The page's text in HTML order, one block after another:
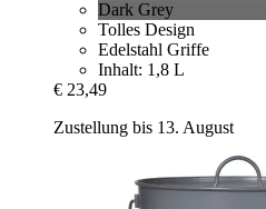
Dark Grey
Tolles Design
Edelstahl Griffe
Inhalt: 1,8 L
€ 23,49
Zustellung bis 13. August